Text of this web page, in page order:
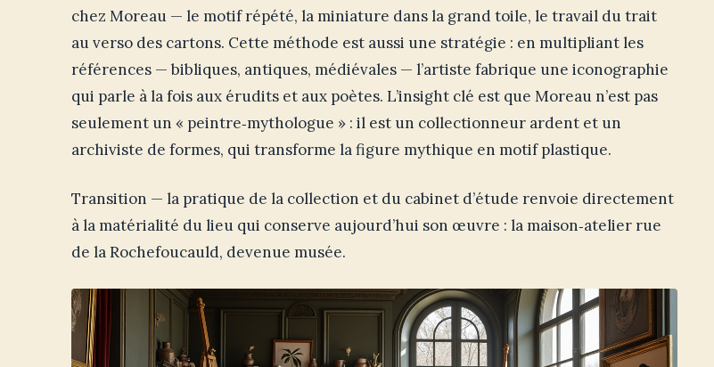
chez Moreau — le motif répété, la miniature dans la grand toile, le travail du trait
au verso des cartons. Cette méthode est aussi une stratégie : en multipliant les
références — bibliques, antiques, médiévales — l’artiste fabrique une iconographie
qui parle à la fois aux érudits et aux poètes. L’insight clé est que Moreau n’est pas
seulement un « peintre‑mythologue » : il est un collectionneur ardent et un
archiviste de formes, qui transforme la figure mythique en motif plastique.
Transition — la pratique de la collection et du cabinet d’étude renvoie directement
à la matérialité du lieu qui conserve aujourd’hui son œuvre : la maison‑atelier rue
de la Rochefoucauld, devenue musée.